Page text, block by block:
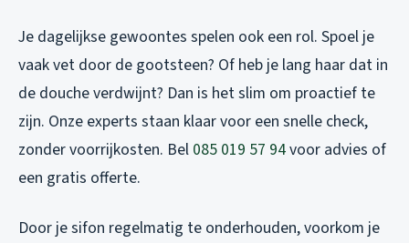
Je dagelijkse gewoontes spelen ook een rol. Spoel je
vaak vet door de gootsteen? Of heb je lang haar dat in
de douche verdwijnt? Dan is het slim om proactief te
zijn. Onze experts staan klaar voor een snelle check,
zonder voorrijkosten. Bel 085 019 57 94voor advies of
een gratis offerte.
Door je sifon regelmatig te onderhouden, voorkom je